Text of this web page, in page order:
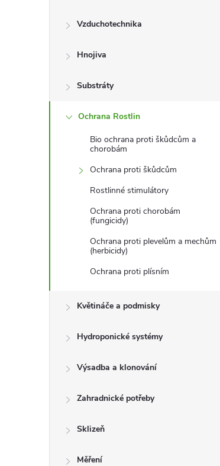
Vzduchotechnika
Hnojiva
Substráty
Ochrana Rostlin
Bio ochrana proti škůdcům a
chorobám
Ochrana proti škůdcům
Rostlinné stimulátory
Ochrana proti chorobám
(fungicidy)
Ochrana proti plevelům a mechům
(herbicidy)
Ochrana proti plísním
Květináče a podmisky
Hydroponické systémy
Výsadba a klonování
Zahradnické potřeby
Sklizeň
Měření